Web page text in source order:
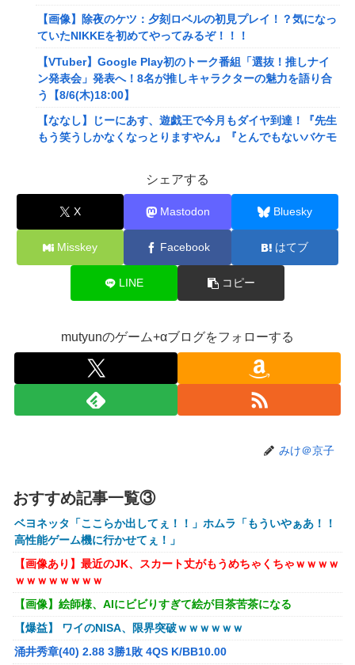
【画像】除夜のケツ：夕刻ロベルの初見プレイ！？気になっ
ていたNIKKEを初めてやってみるぞ！！！
【VTuber】Google Play初のトーク番組「選抜！推しナイ
ン発表会」発表へ！8名が推しキャラクターの魅力を語り合
う【8/6(木)18:00】
【ななし】じーにあす、遊戯王で今月もダイヤ到達！『先生
もう笑うしかなくなっとりますやん』『とんでもないバケモ
メディア「Switch2版『モンハンワイルズ』はDLSS込みで
最大1440p動作」
グランって聞いたんだけど
【艦これ】今から提督に着任するなら皆吹雪初期艦なんだろ
【悲報】風俗嬢やってる女の末路ｗｗｗｗｗｗｗｗｗｗｗ
【警告】社会人「スムージーにキウイ皮ごと入れよ。これ美
容にいいんだよね〜」→ 結果…
【画像】コスプレイヤーが死ぬ気で痩せた結果ｗｗｗｗ
【衝撃】クルタ族虐 殺の犯人、ツェリードニヒで確定！ク
オコエ瑠偉、メキシコに渡って2球団を即クビ→SNS更新が3
ヶ月間止まって消息不明に
町の弁当屋「申し訳ないが消費税1%になったらその分商品
代を値上げするわ」
パパ活不倫を暴露された大物芸人さん(63)、晒されたLINEが
【悲報】黒人、卑怯すぎて炎上するｗｗｗｗ
【悲報】有名漫画家、がんを公表「大腸癌になってしまいま
した。肝臓に転移も見られてステージ4です」
シェアする
X Mastodon Bluesky
Misskey Facebook はてブ
LINE コピー
mutyunのゲーム+αブログをフォローする
みけ＠京子
おすすめ記事一覧③
ベヨネッタ「ここらか出してぇ！！」ホムラ「もういやぁあ！！
高性能ゲーム機に行かせてぇ！」
【画像あり】最近のJK、スカート丈がもうめちゃくちゃｗｗｗｗ
ｗｗｗｗｗｗｗｗ
【画像】絵師様、AIにビビりすぎて絵が目茶苦茶になる
【爆益】 ワイのNISA、限界突破ｗｗｗｗｗｗ
涌井秀章(40) 2.88 3勝1敗 4QS K/BB10.00